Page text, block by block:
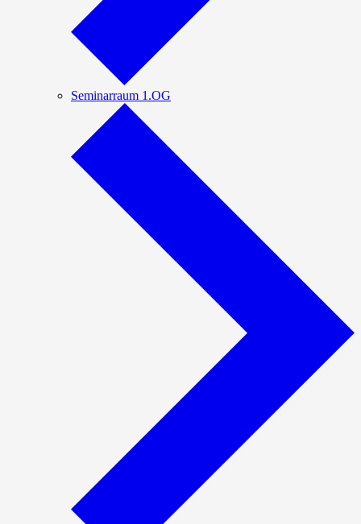
Seminarraum 1.OG